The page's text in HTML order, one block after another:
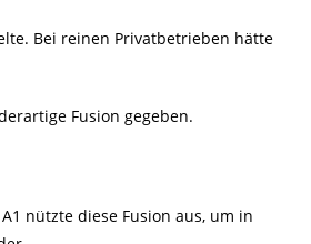
Bei reinen Privatbetrieben hätte
Fusion gegeben.
nützte diese Fusion aus, um in